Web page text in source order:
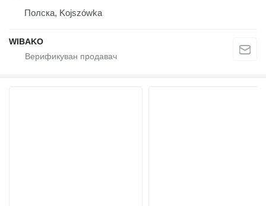
Полска, Kojszówka
WIBAKO